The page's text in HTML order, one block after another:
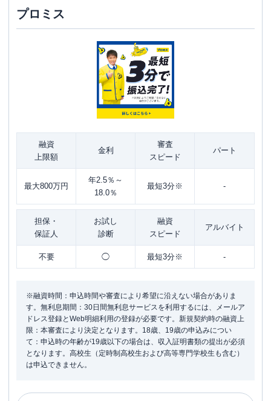
プロミス
融資
上限額
金利
審査
スピード
パート
最大800万円
年2.5％～
18.0％
最短3分※ -
担保・
保証人
お試し
診断
融資
スピード
アルバイト
不要 ◯ 最短3分※ -
※融資時間：申込時間や審査により希望に沿えない場合がありま
す。無利息期間：30日間無利息サービスを利用するには、メールア
ドレス登録とWeb明細利用の登録が必要です。新規契約時の融資上
限：本審査により決定となります。18歳、19歳の申込みについ
て：申込時の年齢が19歳以下の場合は、収入証明書類の提出が必須
となります。高校生（定時制高校生および高等専門学校生も含む）
は申込できません。